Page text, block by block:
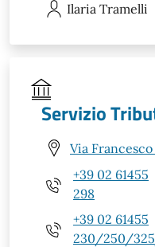
Ilaria Tramelli
Servizio
Via
+39 02 61455
298
+39 02 61455
230/250/